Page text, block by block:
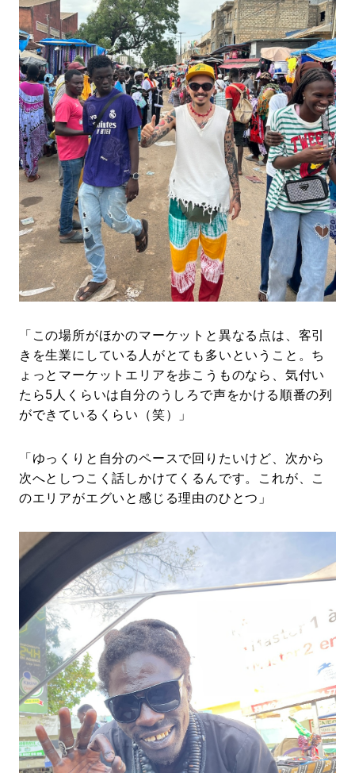
「この場所がほかのマーケットと異なる点は、客引
きを生業にしている人がとても多いということ。ち
ょっとマーケットエリアを歩こうものなら、気付い
たら5人くらいは自分のうしろで声をかける順番の列
ができているくらい（笑）」
「ゆっくりと自分のペースで回りたいけど、次から
次へとしつこく話しかけてくるんです。これが、こ
のエリアがエグいと感じる理由のひとつ」